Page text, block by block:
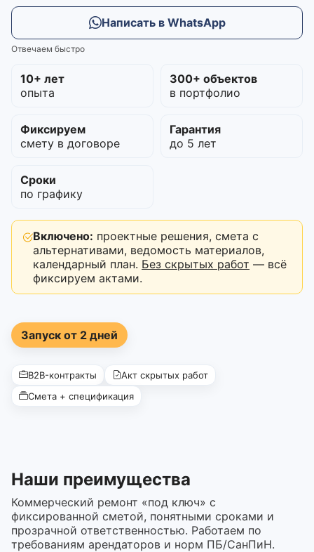
Написать в WhatsApp
Отвечаем быстро
10+ лет
опыта
300+ объектов
в портфолио
Фиксируем
смету в договоре
Гарантия
до 5 лет
Сроки
по графику
Включено: проектные решения, смета с
альтернативами, ведомость материалов,
календарный план. Без скрытых работ — всё
фиксируем актами.
Запуск от 2 дней
B2B-контракты
Акт скрытых работ
Смета + спецификация
Наши преимущества
Коммерческий ремонт «под ключ» с
фиксированной сметой, понятными сроками и
прозрачной ответственностью. Работаем по
требованиям арендаторов и норм ПБ/СанПиН.